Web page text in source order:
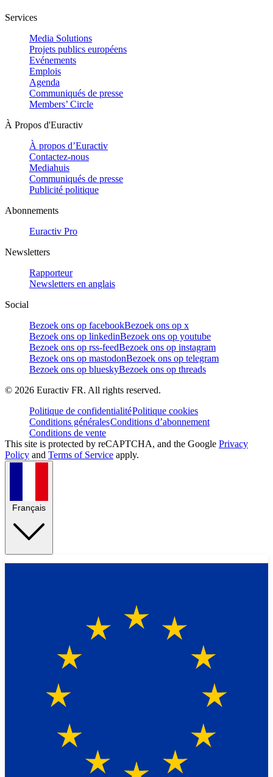
Services
Media Solutions
Projets publics européens
Evénements
Emplois
Agenda
Communiqués de presse
Members’ Circle
À Propos d'Euractiv
À propos d’Euractiv
Contactez-nous
Mediahuis
Communiqués de presse
Publicité politique
Abonnements
Euractiv Pro
Newsletters
Rapporteur
Newsletters en anglais
Social
Bezoek ons op facebookBezoek ons op x
Bezoek ons op linkedinBezoek ons op youtube
Bezoek ons op rss-feedBezoek ons op instagram
Bezoek ons op mastodonBezoek ons op telegram
Bezoek ons op blueskyBezoek ons op threads
© 2026 Euractiv FR. All rights reserved.
Politique de confidentialitéPolitique cookies
Conditions généralesConditions d’abonnement
Conditions de vente
This site is protected by reCAPTCHA, and the Google Privacy
Policy and Terms of Service apply.
Français